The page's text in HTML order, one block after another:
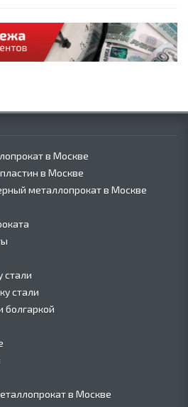
в Москве
в Москве
металлопрокат в Москве
стали
стали
болгаркой
в Москве